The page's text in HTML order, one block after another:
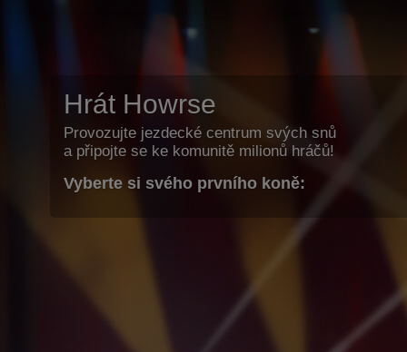
Hrát Howrse
Provozujte jezdecké centrum svých snů
a připojte se ke komunitě milionů hráčů!
Vyberte si svého prvního koně: